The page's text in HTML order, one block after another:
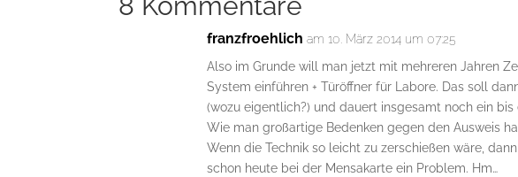
franzfroehlich am 10. März 2014 um 07:25
Also im Grunde will man jetzt mit mehreren Jahren
System einführen + Türöffner für Labore. Das soll
(wozu eigentlich?) und dauert insgesamt noch ein bis
Wie man großartige Bedenken gegen den Ausweis
Wenn die Technik so leicht zu zerschießen wäre,
schon heute bei der Mensakarte ein Problem. Hm…